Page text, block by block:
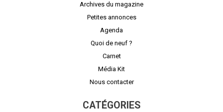
Archives du magazine
Petites annonces
Agenda
Quoi de neuf ?
Carnet
Média Kit
Nous contacter
CATÉGORIES